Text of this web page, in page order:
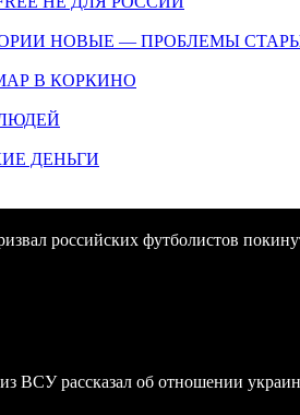
НОВЫЕ — ПРОБЛЕМЫ
В КОРКИНО
ДЕНЬГИ
российских футболистов
ВСУ рассказал об отношении